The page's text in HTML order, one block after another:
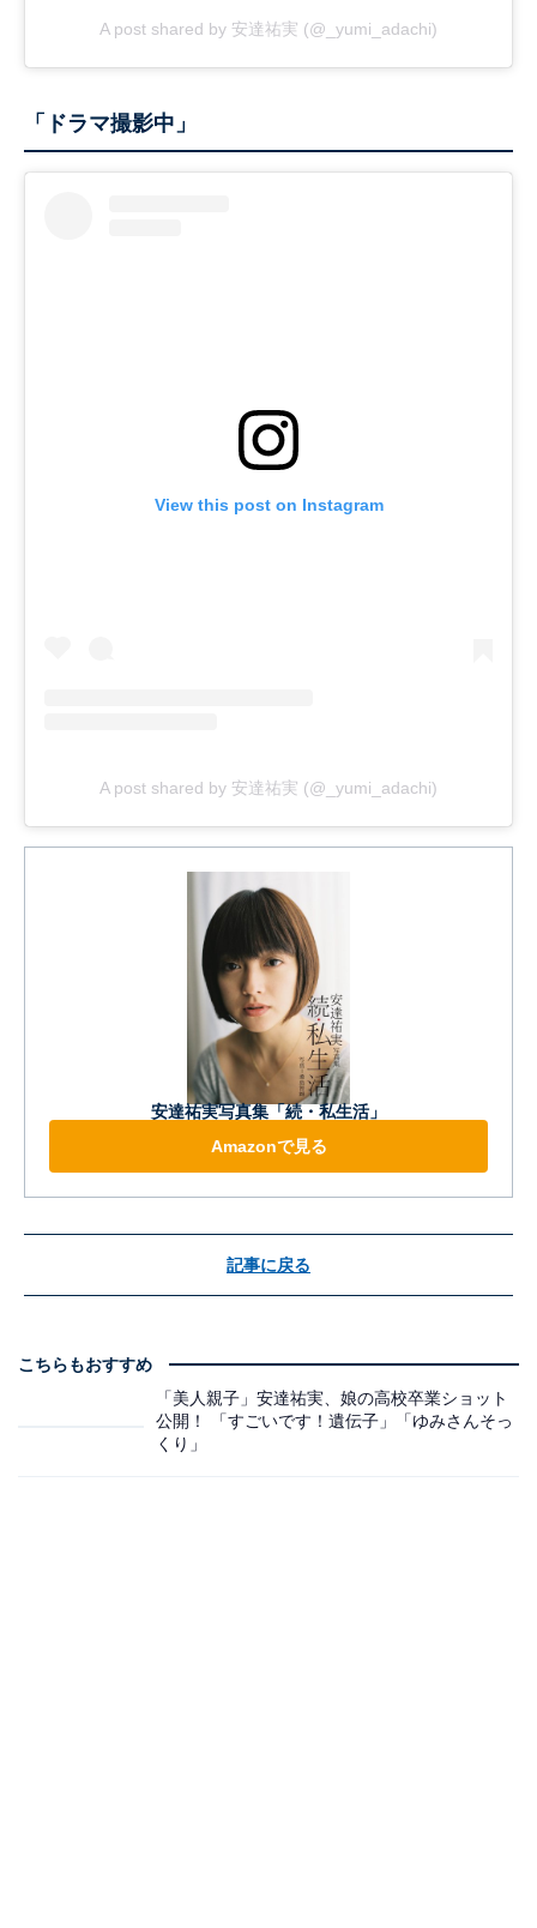
A post shared by 安達祐実 (@_yumi_adachi)
「ドラマ撮影中」
View this post on Instagram
A post shared by 安達祐実 (@_yumi_adachi)
安達祐実写真集「続・私生活」
Amazonで見る
記事に戻る
こちらもおすすめ
「美人親子」安達祐実、娘の高校卒業ショット
公開！ 「すごいです！遺伝子」「ゆみさんそっ
くり」